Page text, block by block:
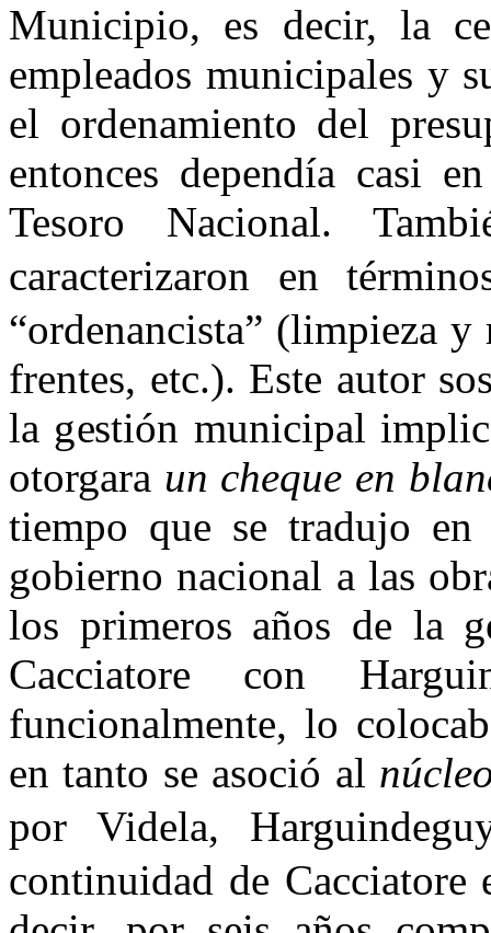
Municipio, es decir, la
empleados municipales y
el ordenamiento del
entonces dependía casi
Tesoro Nacional.
caracterizaron en
“ordenancista” (limpieza
frentes, etc.). Este autor
la gestión municipal
otorgara un cheque en
tiempo que se tradujo
gobierno nacional a las
los primeros años de la
Cacciatore con
funcionalmente, lo
en tanto se asoció al
por Videla,
continuidad de Cacciatore